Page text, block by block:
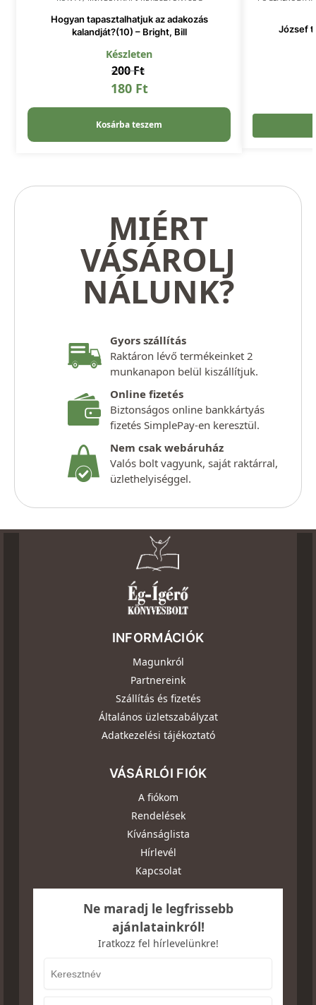
Hogyan tapasztalhatjuk az adakozás
kalandját?(10) – Bright, Bill
Készleten
200Ft
180 Ft
Kosárba teszem
József
MIÉRT
VÁSÁROLJ
NÁLUNK?
Gyors szállítás
Raktáron lévő termékeinket 2
munkanapon belül kiszállítjuk.
Online fizetés
Biztonságos online bankkártyás
fizetés SimplePay-en keresztül.
Nem csak webáruház
Valós bolt vagyunk, saját raktárral,
üzlethelyiséggel.
INFORMÁCIÓK
Magunkról
Partnereink
Szállítás és fizetés
Általános üzletszabályzat
Adatkezelési tájékoztató
VÁSÁRLÓI FIÓK
A fiókom
Rendelések
Kívánságlista
Hírlevél
Kapcsolat
Ne maradj le legfrissebb
ajánlatainkról!
Iratkozz fel hírlevelünkre!